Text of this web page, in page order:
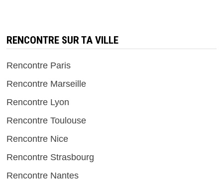
RENCONTRE SUR TA VILLE
Rencontre Paris
Rencontre Marseille
Rencontre Lyon
Rencontre Toulouse
Rencontre Nice
Rencontre Strasbourg
Rencontre Nantes